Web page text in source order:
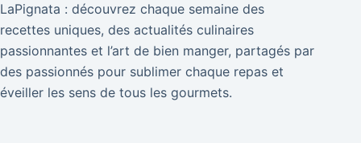
LaPignata : découvrez chaque semaine des
recettes uniques, des actualités culinaires
passionnantes et l’art de bien manger, partagés par
des passionnés pour sublimer chaque repas et
éveiller les sens de tous les gourmets.